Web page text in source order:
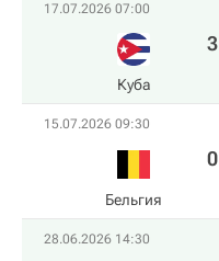
17.07.2026 07:00
Куба
3
15.07.2026 09:30
Бельгия
0
28.06.2026 14:30